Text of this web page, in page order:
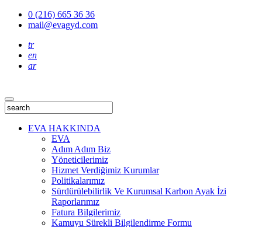
0 (216) 665 36 36
mail@evagyd.com
tr
en
ar
EVA HAKKINDA
EVA
Adım Adım Biz
Yöneticilerimiz
Hizmet Verdiğimiz Kurumlar
Politikalarımız
Sürdürülebilirlik Ve Kurumsal Karbon Ayak İzi
Raporlarımız
Fatura Bilgilerimiz
Kamuyu Sürekli Bilgilendirme Formu